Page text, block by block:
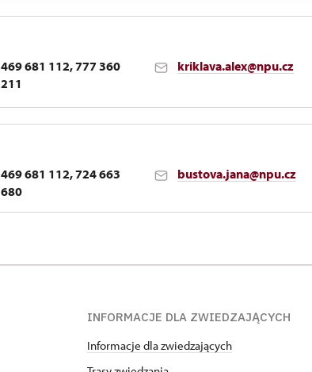
469 681 112, 777 360
211
kriklava.alex@npu.cz
469 681 112, 724 663
680
bustova.jana@npu.cz
INFORMACJE DLA ZWIEDZAJĄCYCH
Informacje dla zwiedzających